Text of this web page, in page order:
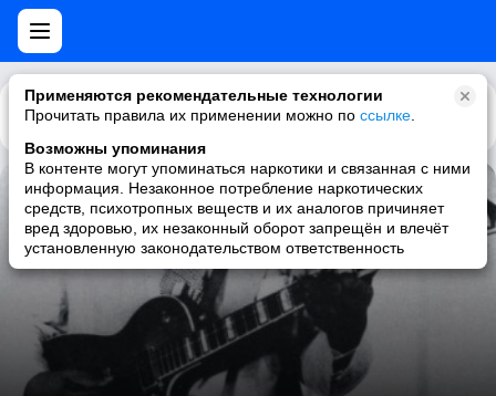
Применяются рекомендательные технологии
Прочитать правила их применении можно по ссылке
Возможны упоминания
В контенте могут упоминаться наркотики и связанная с ними
информация. Незаконное потребление наркотических
средств, психотропных веществ и их аналогов причиняет
вред здоровью, их незаконный оборот запрещён и влечёт
установленную законодательством ответственность
Каталог Рекомендации
I Hear You Knockin'
Smiley Lewis